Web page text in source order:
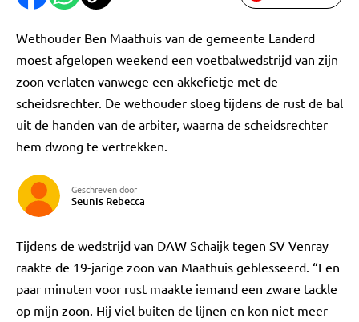
Wethouder Ben Maathuis van de gemeente Landerd
moest afgelopen weekend een voetbalwedstrijd van zijn
zoon verlaten vanwege een akkefietje met de
scheidsrechter. De wethouder sloeg tijdens de rust de bal
uit de handen van de arbiter, waarna de scheidsrechter
hem dwong te vertrekken.
Geschreven door
Seunis Rebecca
Tijdens de wedstrijd van DAW Schaijk tegen SV Venray
raakte de 19-jarige zoon van Maathuis geblesseerd. “Een
paar minuten voor rust maakte iemand een zware tackle
op mijn zoon. Hij viel buiten de lijnen en kon niet meer